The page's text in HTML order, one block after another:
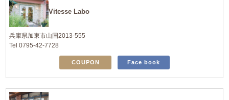
Vitesse Labo
兵庫県加東市山国2013-555
Tel 0795-42-7728
COUPON Face book